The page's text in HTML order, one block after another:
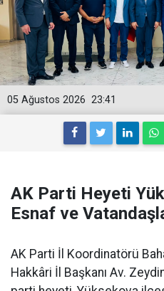
23:41
05 Ağustos 2026
AK Parti Heyeti
Esnaf ve
AK Parti İl Koordinatörü
Hakkâri İl Başkanı Av.